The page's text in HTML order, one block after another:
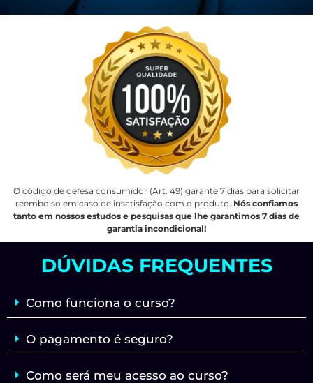
O código de defesa consumidor (Art. 49) garante 7 dias para solicitar
reembolso em caso de insatisfação com o produto. Nós confiamos
tanto em nossos estudos e pesquisas que lhe garantimos 7 dias de
garantia incondicional!
DÚVIDAS FREQUENTES
Como funciona o curso?
O pagamento é seguro?
Como será meu acesso ao curso?